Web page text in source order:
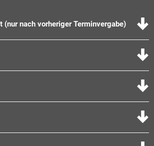
(nur nach vorheriger Terminvergabe)